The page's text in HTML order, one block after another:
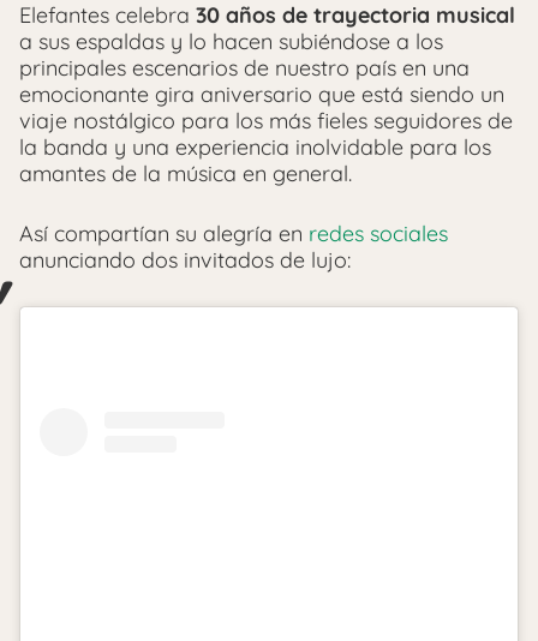
Elefantes celebra 30 años de trayectoria musical
a sus espaldas y lo hacen subiéndose a los
principales escenarios de nuestro país en una
emocionante gira aniversario que está siendo un
viaje nostálgico para los más fieles seguidores de
la banda y una experiencia inolvidable para los
amantes de la música en general.
Así compartían su alegría en redes sociales
anunciando dos invitados de lujo: